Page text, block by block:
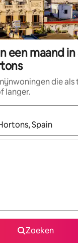
een maand in
die als
langer.
beschikbaar zijn,
Zoeken